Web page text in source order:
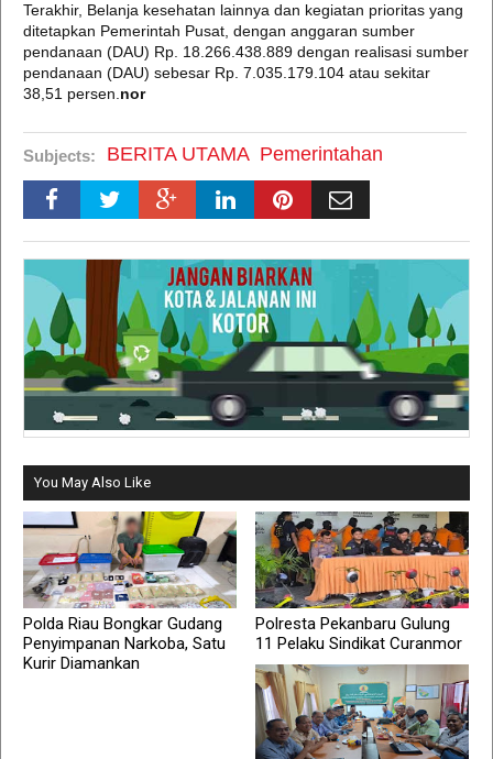
Terakhir, Belanja kesehatan lainnya dan kegiatan prioritas yang
ditetapkan Pemerintah Pusat, dengan anggaran sumber
pendanaan (DAU) Rp. 18.266.438.889 dengan realisasi sumber
pendanaan (DAU) sebesar Rp. 7.035.179.104 atau sekitar
38,51 persen. nor
Subjects: BERITA UTAMA Pemerintahan
You May Also Like
Polda Riau Bongkar Gudang
Penyimpanan Narkoba, Satu
Kurir Diamankan
Polresta Pekanbaru Gulung
11 Pelaku Sindikat Curanmor